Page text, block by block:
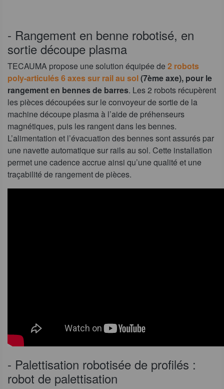
- Rangement en benne robotisé, en
sortie découpe plasma
TECAUMA propose une solution équipée de 2 robots
poly-articulés 6 axes sur rail au sol(7ème axe), pour le
rangement en bennes de barres. Les 2 robots récupèrent
les pièces découpées sur le convoyeur de sortie de la
machine découpe plasma à l’aide de préhenseurs
magnétiques, puis les rangent dans les bennes.
L’alimentation et l’évacuation des bennes sont assurés par
une navette automatique sur rails au sol. Cette installation
permet une cadence accrue ainsi qu’une qualité et une
traçabilité de rangement de pièces.
- Palettisation robotisée de profilés :
robot de palettisation